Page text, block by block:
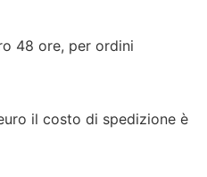
48 ore, per ordini
il costo di spedizione è